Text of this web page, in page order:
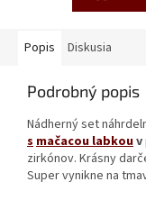
Popis Diskusia
Podrobný popis
Nádherný set
smačacou labkouv
zirkónov. Krásny
Super vynikne na